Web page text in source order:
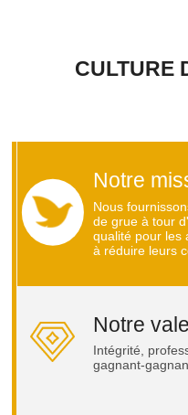
CULTURE
Notre
Nous
de grue à tour
qualité pour les
à réduire leurs
Notre
Intégrité,
gagnant-